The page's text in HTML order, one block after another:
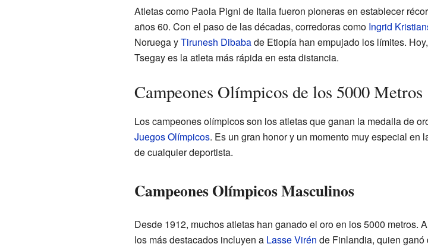
Atletas como Paola Pigni de Italia fueron pioneras en establecer
años 60. Con el paso de las décadas, corredoras como Ingrid
Noruega yTirunesh Dibabade Etiopía han empujado los límites.
Tsegay es la atleta más rápida en esta distancia.
Campeones Olímpicos de los 5000 Metros
Los campeones olímpicos son los atletas que ganan la medalla de
Juegos Olímpicos. Es un gran honor y un momento muy especial en
de cualquier deportista.
Campeones Olímpicos Masculinos
Desde 1912, muchos atletas han ganado el oro en los 5000 metros.
los más destacados incluyen a Lasse Virén de Finlandia, quien ganó